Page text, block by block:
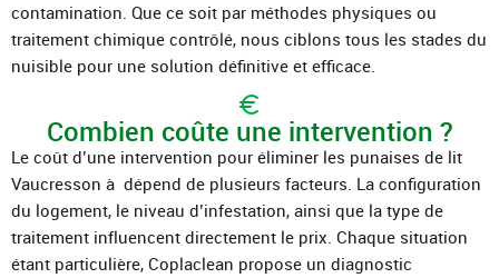
contamination. Que ce soit par méthodes physiques ou
traitement chimique contrôlé, nous ciblons tous les stades du
nuisible pour une solution définitive et efficace.
Combien coûte une intervention ?
Le coût d’une intervention pour éliminer les punaises de lit
Vaucresson à dépend de plusieurs facteurs. La configuration
du logement, le niveau d’infestation, ainsi que la type de
traitement influencent directement le prix. Chaque situation
étant particulière, Coplaclean propose un diagnostic